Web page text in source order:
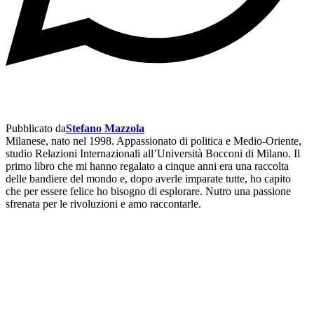
Pubblicato daStefano Mazzola
Milanese, nato nel 1998. Appassionato di politica e Medio-Oriente,
studio Relazioni Internazionali all’Università Bocconi di Milano. Il
primo libro che mi hanno regalato a cinque anni era una raccolta
delle bandiere del mondo e, dopo averle imparate tutte, ho capito
che per essere felice ho bisogno di esplorare. Nutro una passione
sfrenata per le rivoluzioni e amo raccontarle.